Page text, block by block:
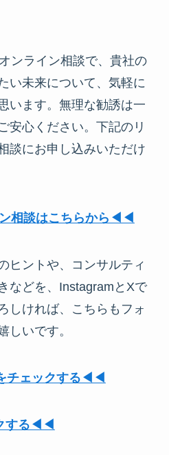
ンライン相談で、貴社の
い未来について、気軽に
います。無理な勧誘は一
安心ください。下記のリ
談にお申し込みいただけ
相談はこちらから◀︎◀︎
ヒントや、コンサルティ
などを、InstagramとXで
しければ、こちらもフォ
しいです。
チェックする◀︎◀︎
する◀︎◀︎